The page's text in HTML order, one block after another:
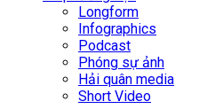
Longform
Infographics
Podcast
Phóng sự ảnh
Hải quân media
Short Video